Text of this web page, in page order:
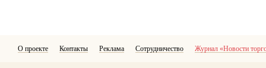
О проекте Контакты Реклама Сотрудничество Журнал «Новости